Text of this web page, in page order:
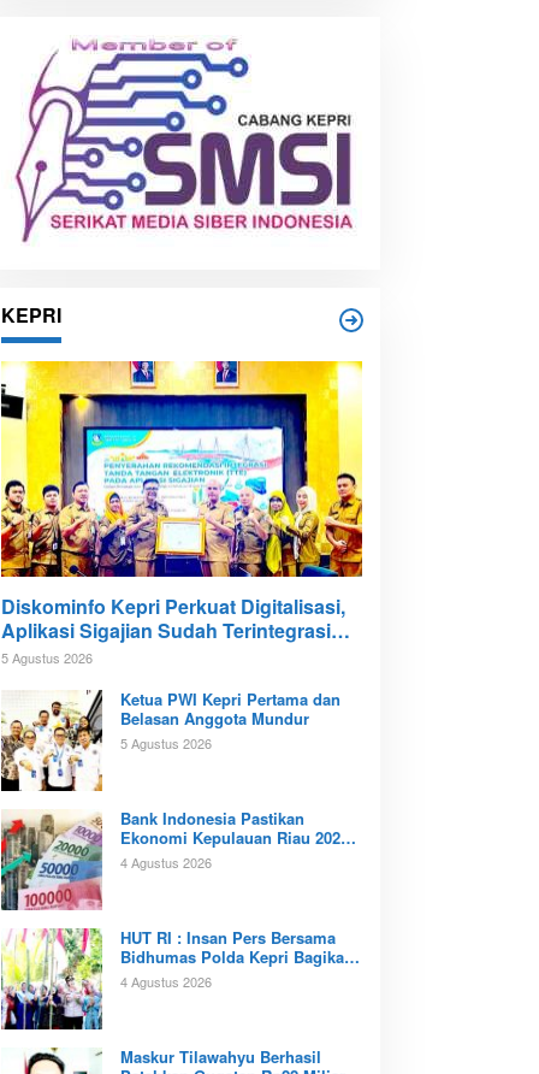
KEPRI
Diskominfo Kepri Perkuat Digitalisasi,
Aplikasi Sigajian Sudah Terintegrasi
TTE
5 Agustus 2026
Ketua PWI Kepri Pertama dan
Belasan Anggota Mundur
5 Agustus 2026
Bank Indonesia Pastikan
Ekonomi Kepulauan Riau 2026
Tunjukan Kinerja Positif
4 Agustus 2026
‎HUT RI : Insan Pers Bersama
Bidhumas Polda Kepri Bagikan
Ratusan Bendera Merah Putih
4 Agustus 2026
Maskur Tilawahyu Berhasil